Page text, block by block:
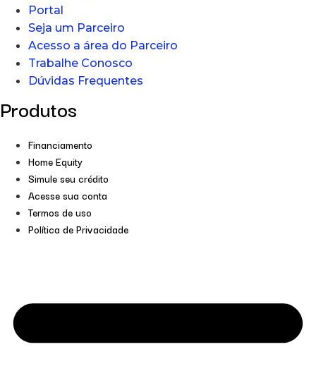
Portal
Seja um Parceiro
Acesso a área do Parceiro
Trabalhe Conosco
Dúvidas Frequentes
Produtos
Financiamento
Home Equity
Simule seu crédito
Acesse sua conta
Termos de uso
Política de Privacidade